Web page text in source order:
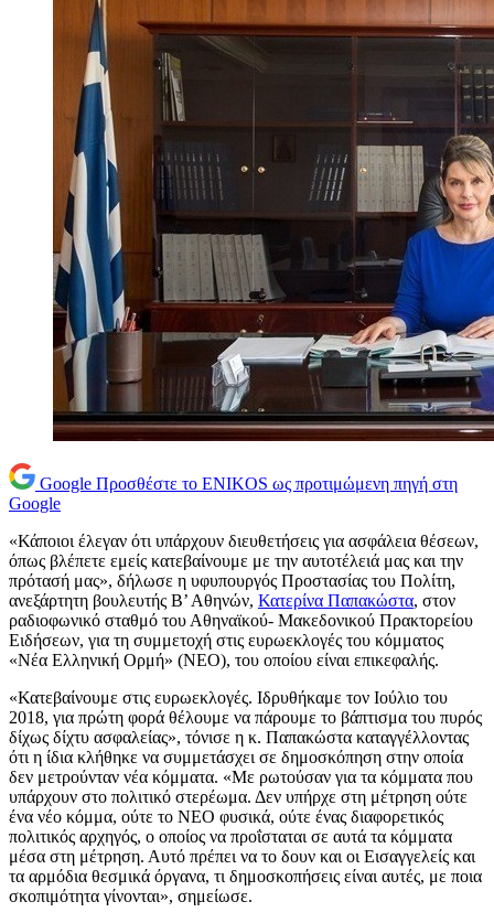
Google Προσθέστε το ENIKOS ως προτιμώμενη πηγή στη
Google
«Κάποιοι έλεγαν ότι υπάρχουν διευθετήσεις για ασφάλεια θέσεων,
όπως βλέπετε εμείς κατεβαίνουμε με την αυτοτέλειά μας και την
πρότασή μας», δήλωσε η υφυπουργός Προστασίας του Πολίτη,
ανεξάρτητη βουλευτής Β’ Αθηνών, Κατερίνα Παπακώστα, στον
ραδιοφωνικό σταθμό του Αθηναϊκού- Μακεδονικού Πρακτορείου
Ειδήσεων, για τη συμμετοχή στις ευρωεκλογές του κόμματος
«Νέα Ελληνική Ορμή» (ΝΕΟ), του οποίου είναι επικεφαλής.
«Κατεβαίνουμε στις ευρωεκλογές. Ιδρυθήκαμε τον Ιούλιο του
2018, για πρώτη φορά θέλουμε να πάρουμε το βάπτισμα του πυρός
δίχως δίχτυ ασφαλείας», τόνισε η κ. Παπακώστα καταγγέλλοντας
ότι η ίδια κλήθηκε να συμμετάσχει σε δημοσκόπηση στην οποία
δεν μετρούνταν νέα κόμματα. «Με ρωτούσαν για τα κόμματα που
υπάρχουν στο πολιτικό στερέωμα. Δεν υπήρχε στη μέτρηση ούτε
ένα νέο κόμμα, ούτε το ΝΕΟ φυσικά, ούτε ένας διαφορετικός
πολιτικός αρχηγός, ο οποίος να προΐσταται σε αυτά τα κόμματα
μέσα στη μέτρηση. Αυτό πρέπει να το δουν και οι Εισαγγελείς και
τα αρμόδια θεσμικά όργανα, τι δημοσκοπήσεις είναι αυτές, με ποια
σκοπιμότητα γίνονται», σημείωσε.